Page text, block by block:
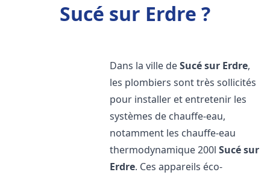
Sucé sur Erdre ?
Dans la ville deSucé sur Erdre,
les plombiers sont très sollicités
pour installer et entretenir les
systèmes de chauffe-eau,
notamment les chauffe-eau
thermodynamique 200lSucé sur
Erdre. Ces appareils éco-